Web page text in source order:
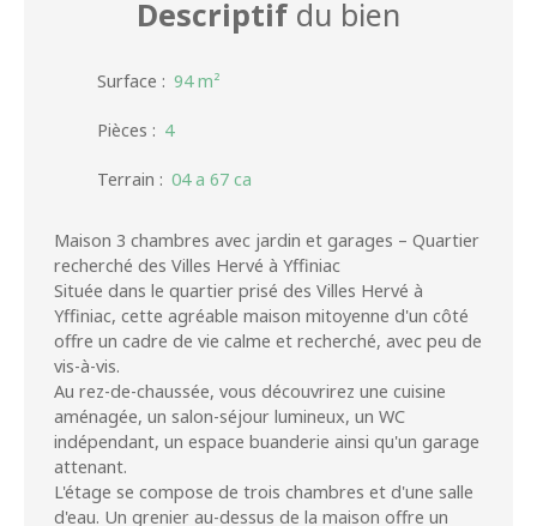
Descriptif du bien
Surface : 94m²
Pièces : 4
Terrain : 04 a 67 ca
Maison 3 chambres avec jardin et garages – Quartier
recherché des Villes Hervé à Yffiniac
Située dans le quartier prisé des Villes Hervé à
Yffiniac, cette agréable maison mitoyenne d'un côté
offre un cadre de vie calme et recherché, avec peu de
vis-à-vis.
Au rez-de-chaussée, vous découvrirez une cuisine
aménagée, un salon-séjour lumineux, un WC
indépendant, un espace buanderie ainsi qu'un garage
attenant.
L'étage se compose de trois chambres et d'une salle
d'eau. Un grenier au-dessus de la maison offre un